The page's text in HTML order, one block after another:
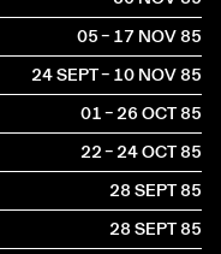
05 – 17 NOV1985
24 SEPT – 10 NOV1985
01 – 26 OCT1985
22 – 24 OCT1985
28 SEPT1985
28 SEPT1985